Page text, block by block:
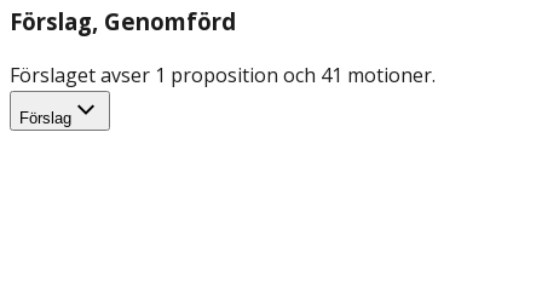
Förslag, Genomförd
Förslaget avser 1 proposition och 41 motioner.
Förslag